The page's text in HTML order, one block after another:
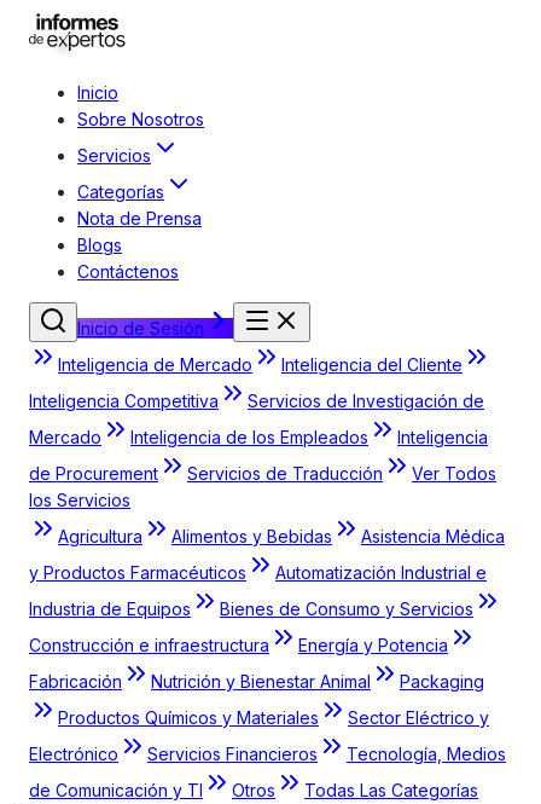
Inicio
Sobre Nosotros
Servicios
Categorías
Nota de Prensa
Blogs
Contáctenos
Inicio de Sesión
Inteligencia de Mercado
Inteligencia del Cliente
Inteligencia Competitiva
Servicios de Investigación de
Mercado
Inteligencia de los Empleados
Inteligencia
de Procurement
Servicios de Traducción
Ver Todos
los Servicios
Agricultura
Alimentos y Bebidas
Asistencia Médica
y Productos Farmacéuticos
Automatización Industrial e
Industria de Equipos
Bienes de Consumo y Servicios
Construcción e infraestructura
Energía y Potencia
Fabricación
Nutrición y Bienestar Animal
Packaging
Productos Químicos y Materiales
Sector Eléctrico y
Electrónico
Servicios Financieros
Tecnología, Medios
de Comunicación y TI
Otros Todas Las Categorías